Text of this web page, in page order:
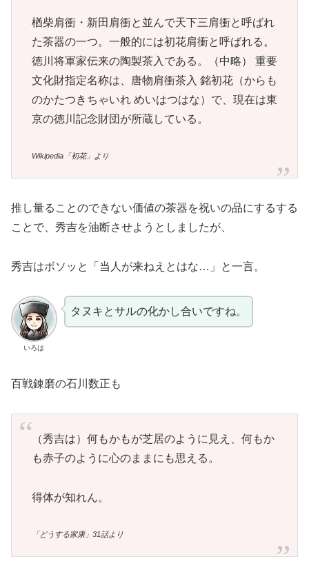
楢柴肩衝・新田肩衝と並んで天下三肩衝と呼ばれ
た茶器の一つ。一般的には初花肩衝と呼ばれる。
徳川将軍家伝来の陶製茶入である。（中略） 重要
文化財指定名称は、唐物肩衝茶入 銘初花（からも
のかたつきちゃいれ めいはつはな）で、現在は東
京の徳川記念財団が所蔵している。
Wikipedia「初花」より
推し量ることのできない価値の茶器を祝いの品にするする
ことで、秀吉を油断させようとしましたが、
秀吉はボソッと「当人が来ねえとはな…」と一言。
いろは
タヌキとサルの化かし合いですね。
百戦錬磨の石川数正も
（秀吉は）何もかもが芝居のように見え、何もか
も赤子のように心のままにも思える。
得体が知れん。
「どうする家康」31話より